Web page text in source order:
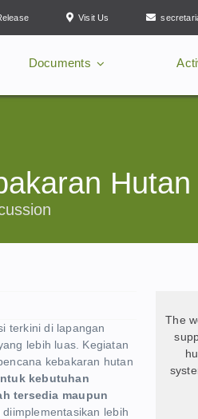
Visit Us
Documents
Hutan
terkini di lapangan
lebih luas. Kegiatan
kebakaran hutan
kebutuhan
tersedia maupun
diimplementasikan lebih
The